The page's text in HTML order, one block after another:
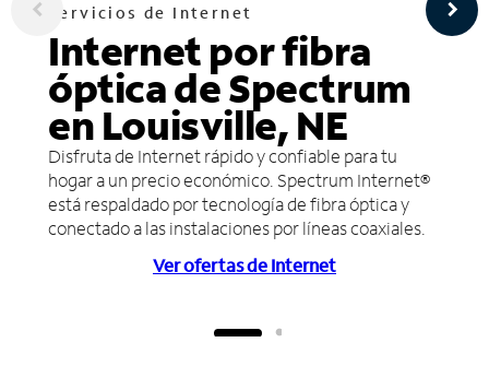
Servicios de Internet
Internet por fibra
óptica de Spectrum
en Louisville, NE
Disfruta de Internet rápido y confiable para tu
hogar a un precio económico. Spectrum Internet®
está respaldado por tecnología de fibra óptica y
conectado a las instalaciones por líneas coaxiales.
Ver ofertas de Internet